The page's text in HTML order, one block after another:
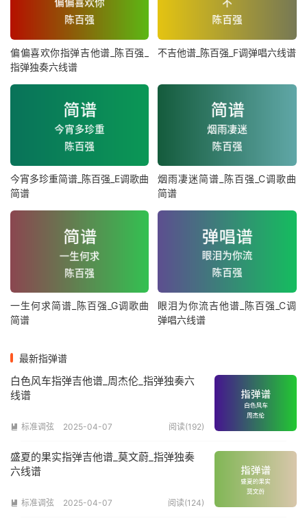
偏偏喜欢你指弹吉他谱_陈百强_
指弹独奏六线谱
不吉他谱_陈百强_F调弹唱六线谱
今宵多珍重简谱_陈百强_E调歌曲
简谱
烟雨凄迷简谱_陈百强_C调歌曲
简谱
一生何求简谱_陈百强_G调歌曲
简谱
眼泪为你流吉他谱_陈百强_C调
弹唱六线谱
最新指弹谱
白色风车指弹吉他谱_周杰伦_指弹独奏六
线谱
 标准调弦 2025-04-07 阅读(192)
盛夏的果实指弹吉他谱_莫文蔚_指弹独奏
六线谱
 标准调弦 2025-04-07 阅读(124)